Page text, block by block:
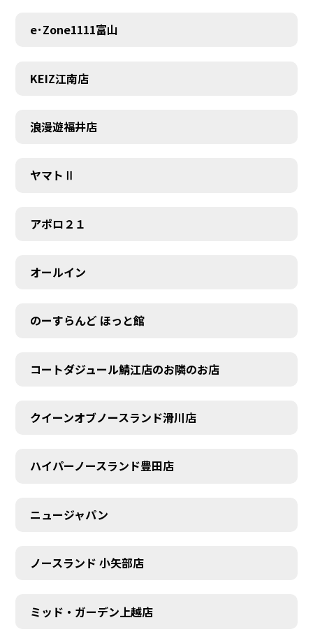
e･Zone1111富山
KEIZ江南店
浪漫遊福井店
ヤマトⅡ
アポロ２１
オールイン
のーすらんど ほっと館
コートダジュール鯖江店のお隣のお店
クイーンオブノースランド滑川店
ハイパーノースランド豊田店
ニュージャパン
ノースランド 小矢部店
ミッド・ガーデン上越店